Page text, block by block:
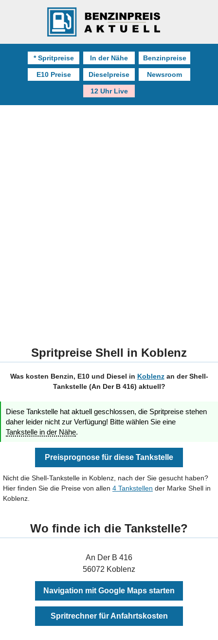
* Spritpreise In der Nähe Benzinpreise
E10 Preise Dieselpreise Newsroom
12 Uhr Live
Spritpreise Shell in Koblenz
Was kosten Benzin, E10 und Diesel in Koblenzan der Shell-
Tankstelle (An Der B 416) aktuell?
Diese Tankstelle hat aktuell geschlossen, die Spritpreise stehen
daher leider nicht zur Verfügung! Bitte wählen Sie eine
Tankstelle in der Nähe.
Preisprognose für diese Tankstelle
Nicht die Shell-Tankstelle in Koblenz, nach der Sie gesucht haben?
Hier finden Sie die Preise von allen 4 Tankstellen der Marke Shell in
Koblenz.
Wo finde ich die Tankstelle?
An Der B 416
56072 Koblenz
Navigation mit Google Maps starten
Spritrechner für Anfahrtskosten